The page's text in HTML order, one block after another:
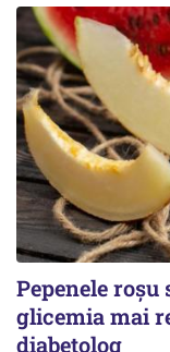
Pepenele roșu
glicemia mai
diabetolog